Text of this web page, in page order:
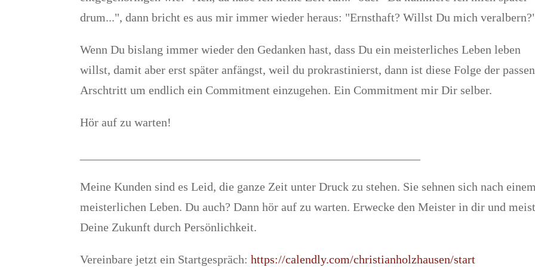
drum...", dann bricht es aus mir immer wieder heraus: "Ernsthaft? Willst Du mich
Wenn Du bislang immer wieder den Gedanken hast, dass Du ein meisterliches Leben leben
willst, damit aber erst später anfängst, weil du prokrastinierst, dann ist diese Folge der
Arschtritt um endlich ein Commitment einzugehen. Ein Commitment mir Dir selber.
Hör auf zu warten!
Meine Kunden sind es Leid, die ganze Zeit unter Druck zu stehen. Sie sehnen sich nach einem
meisterlichen Leben. Du auch? Dann hör auf zu warten. Erwecke den Meister in dir und
Deine Zukunft durch Persönlichkeit.
Vereinbare jetzt ein Startgespräch:https://calendly.com/christianholzhausen/start